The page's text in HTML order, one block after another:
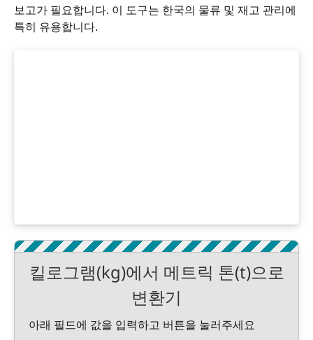
보고가 필요합니다. 이 도구는 한국의 물류 및 재고 관리에
특히 유용합니다.
킬로그램(kg)에서 메트릭 톤(t)으로
변환기
아래 필드에 값을 입력하고 버튼을 눌러주세요